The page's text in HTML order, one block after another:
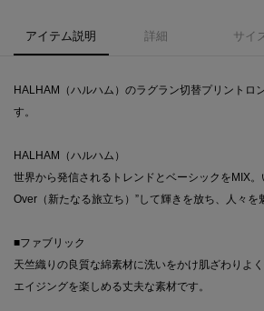
アイテム説明 詳細 サイ
HALHAM（ハルハム）のラグラン切替プリントロ
す。
HALHAM（ハルハム）
世界から発信されるトレンドとベーシックをMIX
Over（新たなる旅立ち）”して輝きを放ち、人々を
■ファブリック
天竺織りの良質な綿素材に洗いをかけ肌ざわりよく
エイジングを楽しめる丈夫な素材です。